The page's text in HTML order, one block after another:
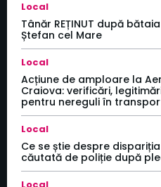
Local
Tânăr REȚINUT după
Ștefan cel Mare
Local
Acțiune de amploare la
Craiova: verificări, legitimări
pentru nereguli în
Local
Ce se știe despre
căutată de poliție după
Local